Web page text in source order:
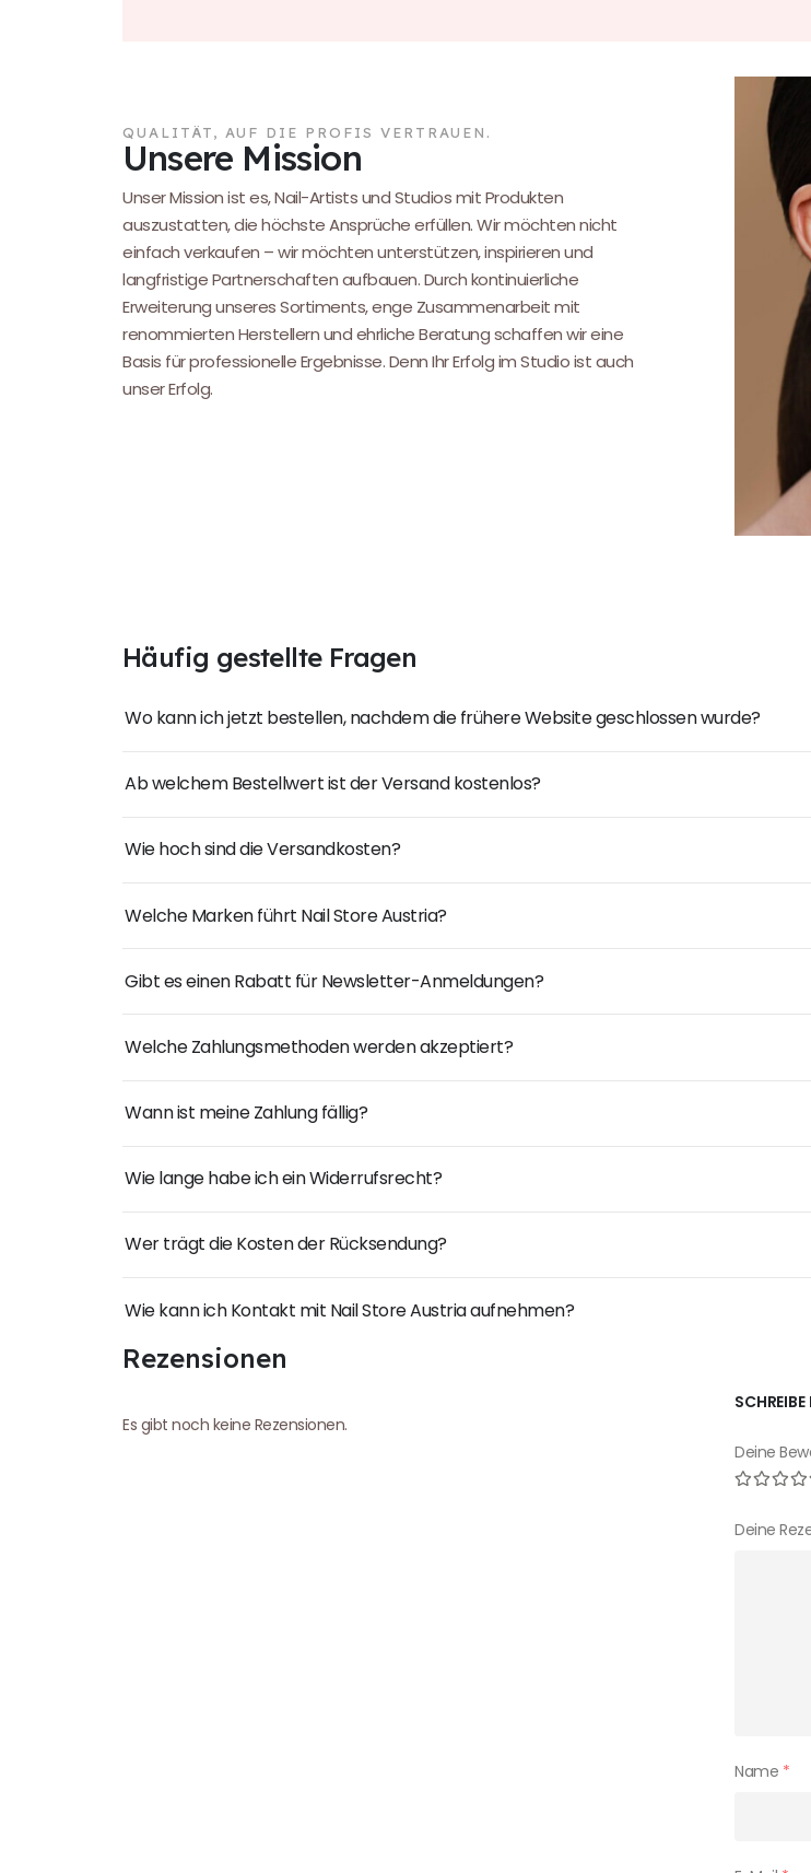
QUALITÄT, AUF DIE PROFIS VERTRAUEN.
Unsere Mission
Unser Mission ist es, Nail-Artists und Studios mit Produkten
auszustatten, die höchste Ansprüche erfüllen. Wir möchten nicht
einfach verkaufen – wir möchten unterstützen, inspirieren und
langfristige Partnerschaften aufbauen. Durch kontinuierliche
Erweiterung unseres Sortiments, enge Zusammenarbeit mit
renommierten Herstellern und ehrliche Beratung schaffen wir eine
Basis für professionelle Ergebnisse. Denn Ihr Erfolg im Studio ist auch
unser Erfolg.
Häufig gestellte Fragen
Wo kann ich jetzt bestellen, nachdem die frühere Website geschlossen wurde?
Ab welchem Bestellwert ist der Versand kostenlos?
Wie hoch sind die Versandkosten?
Welche Marken führt Nail Store Austria?
Gibt es einen Rabatt für Newsletter-Anmeldungen?
Welche Zahlungsmethoden werden akzeptiert?
Wann ist meine Zahlung fällig?
Wie lange habe ich ein Widerrufsrecht?
Wer trägt die Kosten der Rücksendung?
Wie kann ich Kontakt mit Nail Store Austria aufnehmen?
Rezensionen
Es gibt noch keine Rezensionen.
Deine
Deine
Name *